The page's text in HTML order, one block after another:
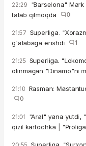
22:29 "Barselona"
talab qilmoqda
0
21:57 Superliga.
g'alabaga erishdi
1
21:25 Superliga.
olinmagan "Dinamo"ni
21:10 Rasman:
0
21:01 "Aral" yana yutdi,
qizil kartochka |